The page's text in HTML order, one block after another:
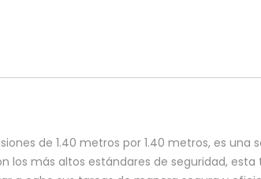
de 1.40 metros por 1.40 metros, es una
más altos estándares de seguridad,